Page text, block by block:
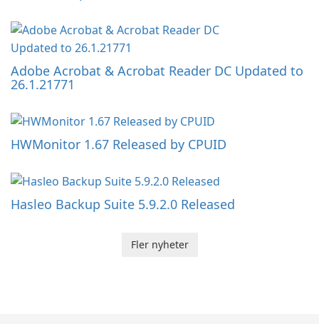
Adobe Acrobat & Acrobat Reader DC Updated to
26.1.21771
HWMonitor 1.67 Released by CPUID
Hasleo Backup Suite 5.9.2.0 Released
Fler nyheter